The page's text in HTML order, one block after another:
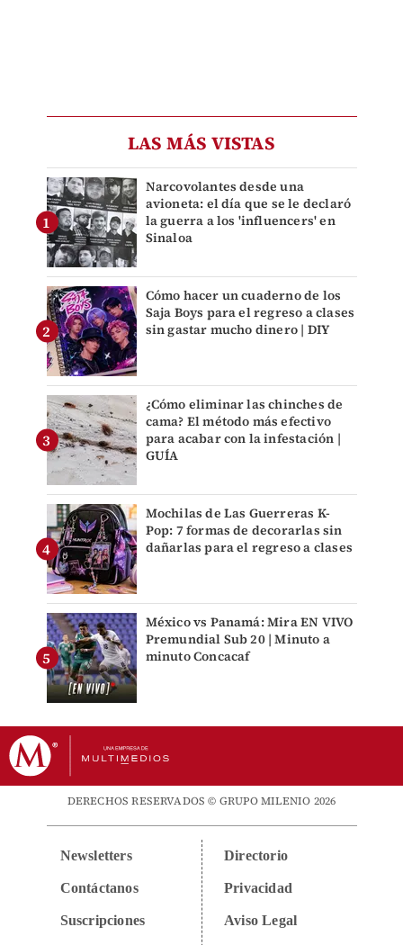
LAS MÁS VISTAS
Narcovolantes desde una
avioneta: el día que se le declaró
la guerra a los 'influencers' en
Sinaloa
Cómo hacer un cuaderno de los
Saja Boys para el regreso a clases
sin gastar mucho dinero | DIY
¿Cómo eliminar las chinches de
cama? El método más efectivo
para acabar con la infestación |
GUÍA
Mochilas de Las Guerreras K-
Pop: 7 formas de decorarlas sin
dañarlas para el regreso a clases
México vs Panamá: Mira EN VIVO
Premundial Sub 20 | Minuto a
minuto Concacaf
DERECHOS RESERVADOS © GRUPO MILENIO 2026
Newsletters
Contáctanos
Suscripciones
Directorio
Privacidad
Aviso Legal